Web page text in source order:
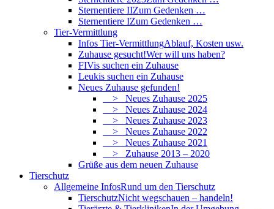
Sternentiere IIZum Gedenken …
Sternentiere IZum Gedenken …
Tier-Vermittlung
Infos Tier-VermittlungAblauf, Kosten usw.
Zuhause gesucht!Wer will uns haben?
FIVis suchen ein Zuhause
Leukis suchen ein Zuhause
Neues Zuhause gefunden!
> Neues Zuhause 2025
> Neues Zuhause 2024
> Neues Zuhause 2023
> Neues Zuhause 2022
> Neues Zuhause 2021
> Zuhause 2013 – 2020
Grüße aus dem neuen Zuhause
Tierschutz
Allgemeine InfosRund um den Tierschutz
TierschutzNicht wegschauen – handeln!